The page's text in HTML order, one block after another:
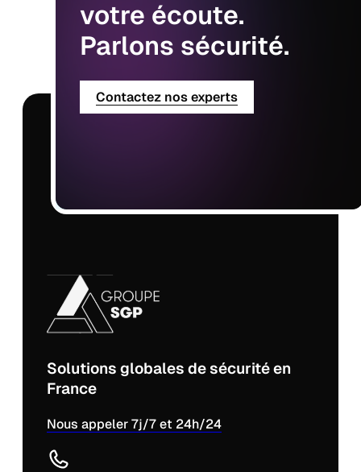
votre écoute.
Parlons sécurité.
Contactez nos experts
Solutions globales de sécurité en
France
Nous appeler 7j/7 et 24h/24